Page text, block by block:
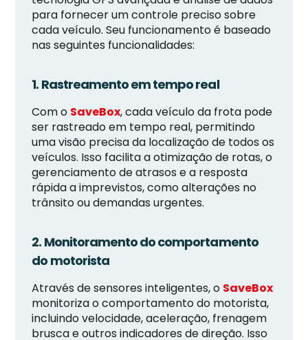
para fornecer um controle preciso sobre
cada veículo. Seu funcionamento é baseado
nas seguintes funcionalidades:
1. Rastreamento em tempo real
Com o SaveBox, cada veículo da frota pode
ser rastreado em tempo real, permitindo
uma visão precisa da localização de todos os
veículos. Isso facilita a otimização de rotas, o
gerenciamento de atrasos e a resposta
rápida a imprevistos, como alterações no
trânsito ou demandas urgentes.
2. Monitoramento do comportamento
do motorista
Através de sensores inteligentes, o SaveBox
monitoriza o comportamento do motorista,
incluindo velocidade, aceleração, frenagem
brusca e outros indicadores de direção. Isso